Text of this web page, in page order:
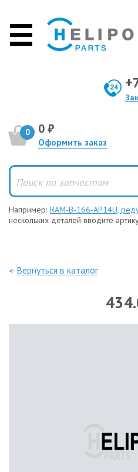
0 0 ₽
Оформить заказ
Например: RAM-B-166-AP14U,
нескольких деталей вводите
—Вернуться в каталог